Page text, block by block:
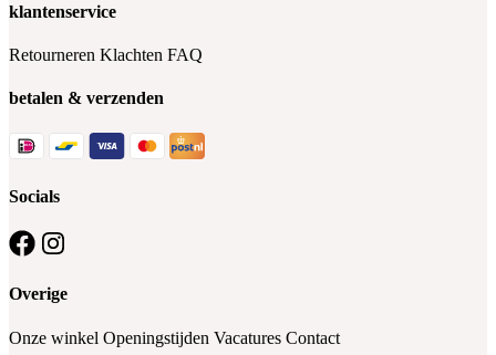
klantenservice
Retourneren Klachten FAQ
betalen & verzenden
Socials
Overige
Onze winkel Openingstijden Vacatures Contact